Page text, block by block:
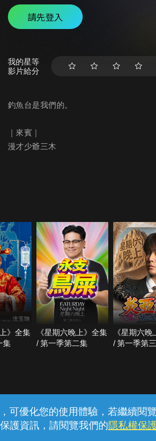
可優化您的使用體驗，若繼續閱
護資訊，請閱覽我們的隱私權保
請先登入
我的星等
影片給分
釣魚台是我們的。
｜來賓｜
漫才少爺三木
》全集
集
《星期六晚上》全集
/ 第一季第二集
《星期六
/ 第一季第
線上客服 服務條款
中華電信股份有限公司個人家庭分公司 (統一編